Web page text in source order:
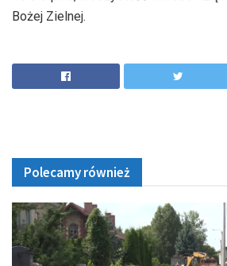
Bożej Zielnej.
Polecamy również